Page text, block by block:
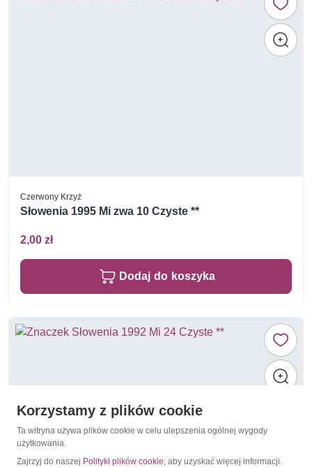
Czerwony Krzyż
Słowenia 1995 Mi zwa 10 Czyste **
2,00 zł
Dodaj do koszyka
Korzystamy z plików cookie
Ta witryna używa plików cookie w celu ulepszenia ogólnej wygody
użytkowania.
Zajrzyj do naszej Polityki plików cookie, aby uzyskać więcej informacji.